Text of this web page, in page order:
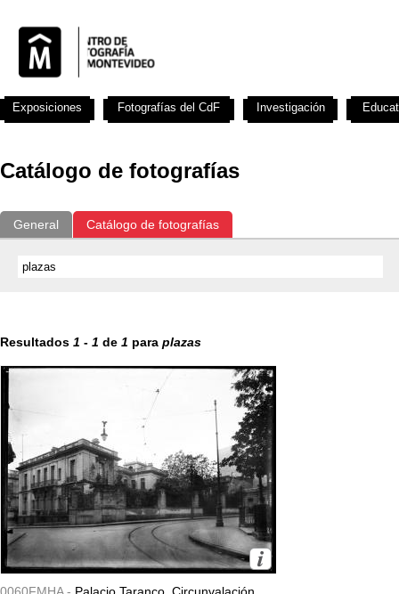
Catálogo de fotografías
General Catálogo de fotografías
Resultados 1 - 1 de 1 para plazas
Exposiciones Fotografías del CdF Investigación